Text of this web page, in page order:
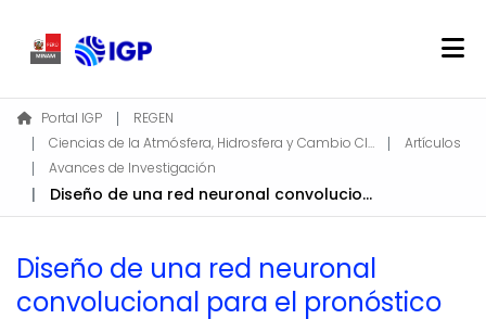
Home
About REGEN
Communities & Collections
Find
Portal IGP
REGEN
Ciencias de la Atmósfera, Hidrosfera y Cambio Climático
Artículos
Avances de Investigación
Diseño de una red neuronal convolucional para el pronóstico del índice El Niño 3.4
Diseño de una red neuronal
convolucional para el pronóstico